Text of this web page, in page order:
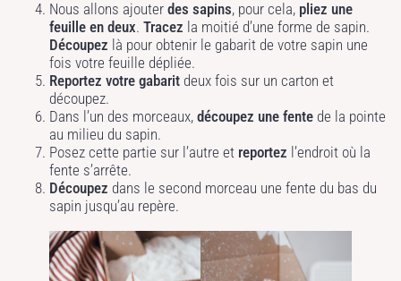
Nous allons ajouter des sapins, pour cela, pliez une
feuille en deux.Tracez la moitié d’une forme de sapin.
Découpez là pour obtenir le gabarit de votre sapin une
fois votre feuille dépliée.
Reportez votre gabarit deux fois sur un carton et
découpez.
Dans l’un des morceaux,découpez une fente de la pointe
au milieu du sapin.
Posez cette partie sur l’autre et reportez l’endroit où la
fente s’arrête.
Découpez dans le second morceau une fente du bas du
sapin jusqu’au repère.